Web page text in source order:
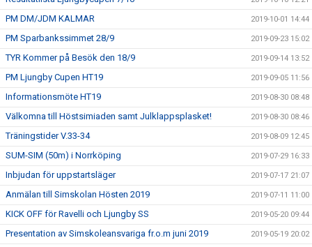
PM DM/JDM KALMAR 2019-10-01 14:44
PM Sparbankssimmet 28/9 2019-09-23 15:02
TYR Kommer på Besök den 18/9 2019-09-14 13:52
PM Ljungby Cupen HT19 2019-09-05 11:56
Informationsmöte HT19 2019-08-30 08:48
Välkomna till Höstsimiaden samt Julklappsplasket! 2019-08-30 08:46
Träningstider V.33-34 2019-08-09 12:45
SUM-SIM (50m) i Norrköping 2019-07-29 16:33
Inbjudan för uppstartsläger 2019-07-17 21:07
Anmälan till Simskolan Hösten 2019 2019-07-11 11:00
KICK OFF för Ravelli och Ljungby SS 2019-05-20 09:44
Presentation av Simskoleansvariga fr.o.m juni 2019 2019-05-19 20:02